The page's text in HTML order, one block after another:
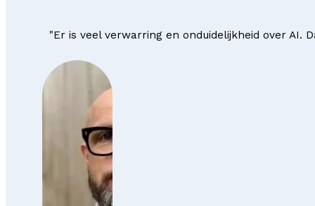
"Er is veel verwarring en onduidelijkheid over AI.